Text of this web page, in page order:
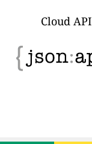
Cloud API